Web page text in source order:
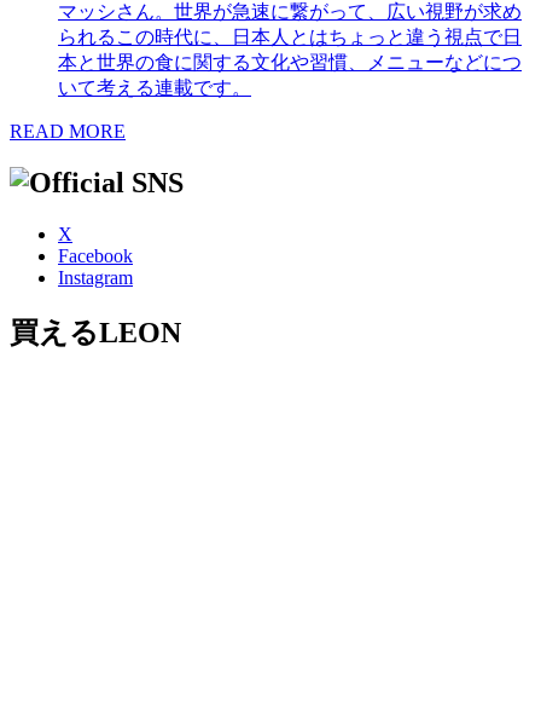
マッシさん。世界が急速に繋がって、広い視野が求め
られるこの時代に、日本人とはちょっと違う視点で日
本と世界の食に関する文化や習慣、メニューなどにつ
いて考える連載です。
READ MORE
X
Facebook
Instagram
買えるLEON